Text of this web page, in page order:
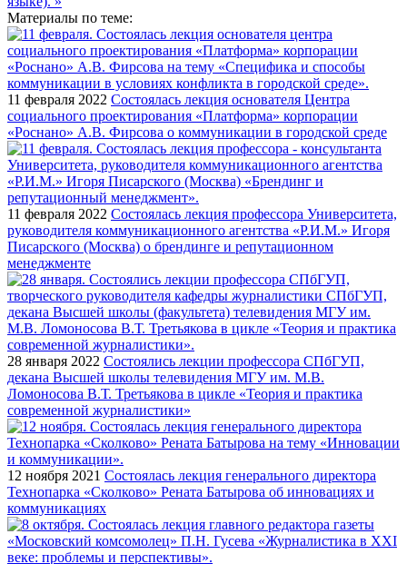
Материалы по теме:
11 февраля 2022 Состоялась лекция основателя Центра
социального проектирования «Платформа» корпорации
«Роснано» А.В. Фирсова о коммуникации в городской среде
11 февраля 2022 Состоялась лекция профессора Университета,
руководителя коммуникационного агентства «Р.И.М.» Игоря
Писарского (Москва) о брендинге и репутационном
менеджменте
28 января 2022 Состоялись лекции профессора СПбГУП,
декана Высшей школы телевидения МГУ им. М.В.
Ломоносова В.Т. Третьякова в цикле «Теория и практика
современной журналистики»
12 ноября 2021 Состоялась лекция генерального директора
Технопарка «Сколково» Рената Батырова об инновациях и
коммуникациях